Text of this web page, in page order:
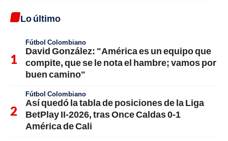
Lo último
Fútbol Colombiano
David González: "América es un equipo que
compite, que se le nota el hambre; vamos por
buen camino"
Fútbol Colombiano
Así quedó la tabla de posiciones de la Liga
BetPlay II-2026, tras Once Caldas 0-1
América de Cali